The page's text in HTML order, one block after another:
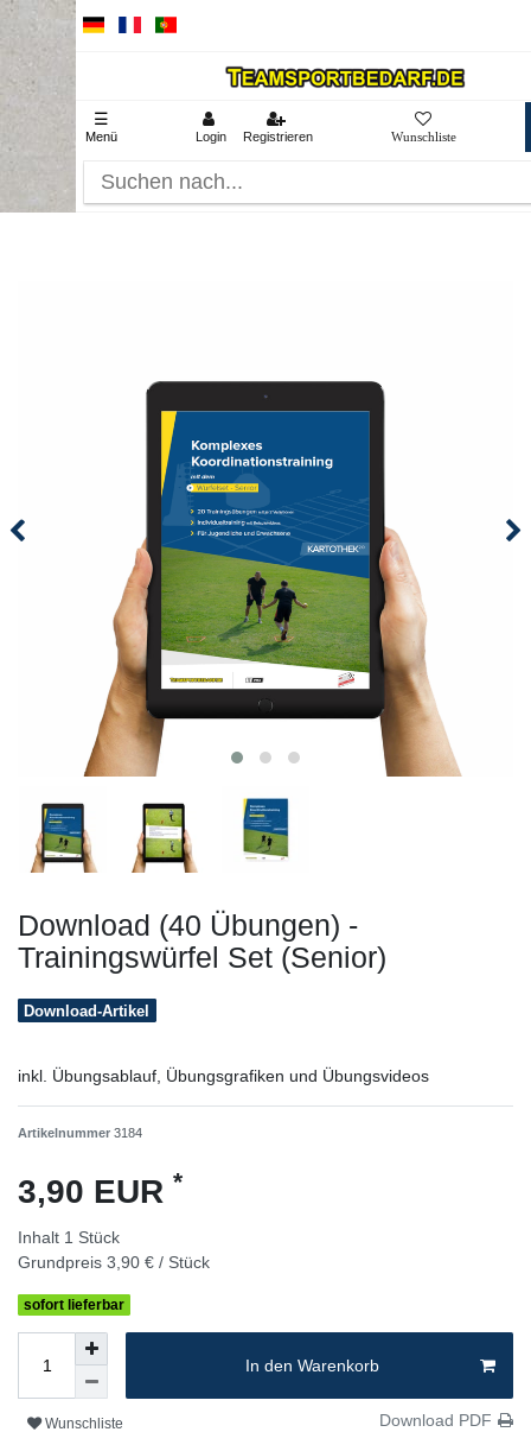
☰
Menü Login Registrieren
Download (40 Übungen) -
Trainingswürfel Set (Senior)
Download-Artikel
inkl. Übungsablauf, Übungsgrafiken und Übungsvideos
Artikelnummer 3184
3,90 EUR *
Inhalt 1 Stück
Grundpreis 3,90 € / Stück
sofort lieferbar
In den Warenkorb
Wunschliste Download PDF